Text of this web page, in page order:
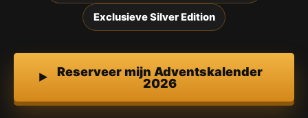
Exclusieve Silver Edition
Reserveer mijn Adventskalender
2026